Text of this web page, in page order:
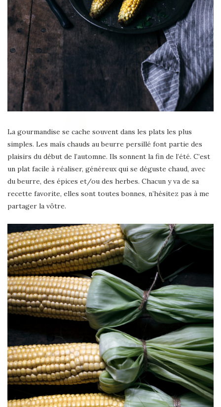
La gourmandise se cache souvent dans les plats les plus
simples. Les maïs chauds au beurre persillé font partie des
plaisirs du début de l’automne. Ils sonnent la fin de l’été. C’est
un plat facile à réaliser, généreux qui se déguste chaud, avec
du beurre, des épices et/ou des herbes. Chacun y va de sa
recette favorite, elles sont toutes bonnes, n’hésitez pas à me
partager la vôtre.